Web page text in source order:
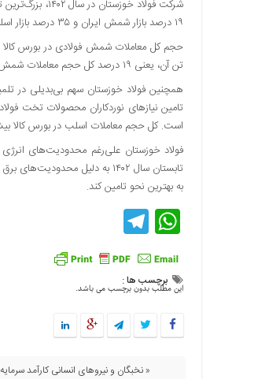
شرکت فولاد
۱۹ درصد بازار شمش ایران و ۳۵ درصد بازار اسلب ایران را به خود اختصاص داده است.
تن آن، یعنی ۱۹ درصد کل حجم معاملات شمش در بازار داخلی، مربوط به عرضه‌های صورت‌گرفته توسط فولاد خوزستان بوده است.
است. کل حجم معاملات اسلب در بورس کالا بیش از ۲.۳ میلیون تن
تابستان سال ۱۴۰۲ به دلیل
به بهترین نحو تامین کند.
WhatsApp
Telegram
برچسب ها :
این مطلب بدون برچسب می باشد.
« نخبگان و نیروهای انسانی کارآمد